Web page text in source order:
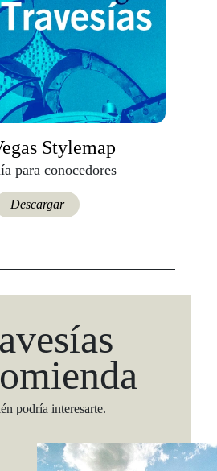
Stylemap
para conocedores
Descargar
podría interesarte.